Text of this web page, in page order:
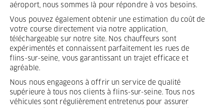
aéroport, nous sommes là pour répondre à vos besoins.
Vous pouvez également obtenir une estimation du coût de
votre course directement via notre application,
téléchargeable sur notre site. Nos chauffeurs sont
expérimentés et connaissent parfaitement les rues de
flins-sur-seine, vous garantissant un trajet efficace et
agréable.
Nous nous engageons à offrir un service de qualité
supérieure à tous nos clients à flins-sur-seine. Tous nos
véhicules sont régulièrement entretenus pour assurer